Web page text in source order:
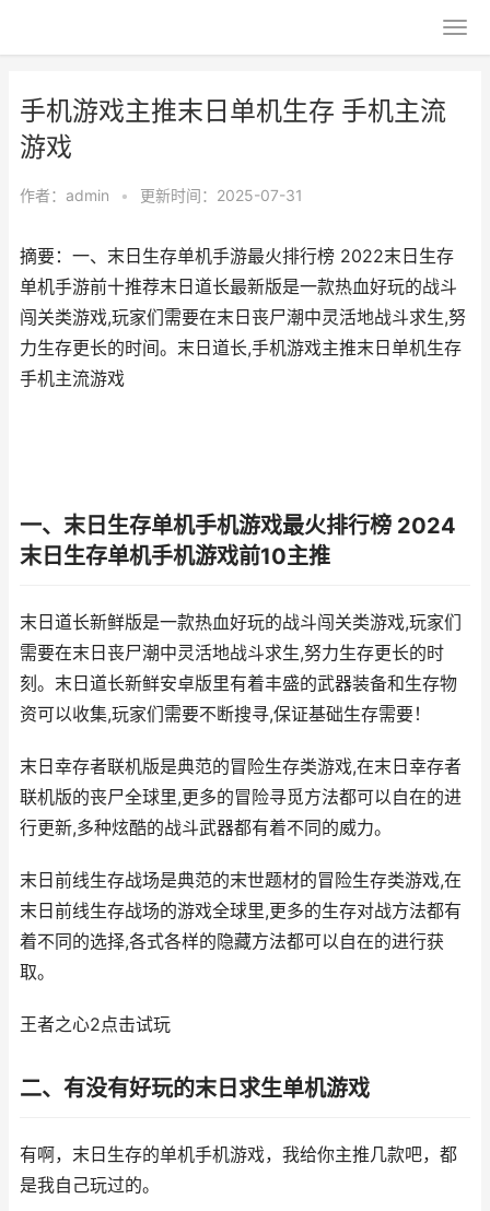
手机游戏主推末日单机生存 手机主流
游戏
作者： admin • 更新时间：2025-07-31
摘要：一、末日生存单机手游最火排行榜 2022末日生存
单机手游前十推荐末日道长最新版是一款热血好玩的战斗
闯关类游戏,玩家们需要在末日丧尸潮中灵活地战斗求生,努
力生存更长的时间。末日道长,手机游戏主推末日单机生存
手机主流游戏
一、末日生存单机手机游戏最火排行榜 2024
末日生存单机手机游戏前10主推
末日道长新鲜版是一款热血好玩的战斗闯关类游戏,玩家们
需要在末日丧尸潮中灵活地战斗求生,努力生存更长的时
刻。末日道长新鲜安卓版里有着丰盛的武器装备和生存物
资可以收集,玩家们需要不断搜寻,保证基础生存需要！
末日幸存者联机版是典范的冒险生存类游戏,在末日幸存者
联机版的丧尸全球里,更多的冒险寻觅方法都可以自在的进
行更新,多种炫酷的战斗武器都有着不同的威力。
末日前线生存战场是典范的末世题材的冒险生存类游戏,在
末日前线生存战场的游戏全球里,更多的生存对战方法都有
着不同的选择,各式各样的隐藏方法都可以自在的进行获
取。
王者之心2点击试玩
二、有没有好玩的末日求生单机游戏
有啊，末日生存的单机手机游戏，我给你主推几款吧，都
是我自己玩过的。